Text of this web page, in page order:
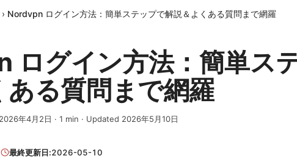
› Nordvpn ログイン方法：簡単ステップで解説＆よくある質問まで網羅
ログイン方法：簡単ス
ある質問まで網羅
2026年4月2日 · 1 min · Updated 2026年5月10日
最終更新日:2026-05-10